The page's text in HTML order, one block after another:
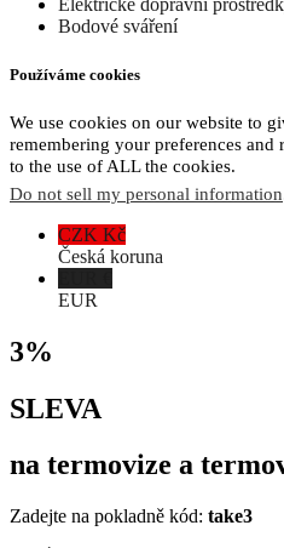
Elektrické dopravní
Bodové sváření
Používáme cookies
We use cookies on our website to
remembering your preferences
to the use of ALL the cookies.
Do not sell my personal information
CZK Kč
Česká koruna
EUR
3%
SLEVA
na termovize a
Zadejte na pokladně kód: take3